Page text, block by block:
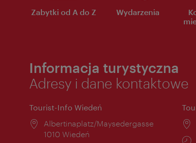
Zabytki od A do Z Wydarzenia
Informacja turystyczna
Adresy i dane kontaktowe
Tourist-Info Wiedeń
Miejsce:
Albertinaplatz/Maysedergasse
1010 Wiedeń